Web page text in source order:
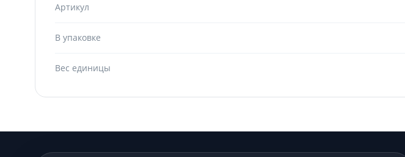
Артикул
В упаковке
Вес единицы